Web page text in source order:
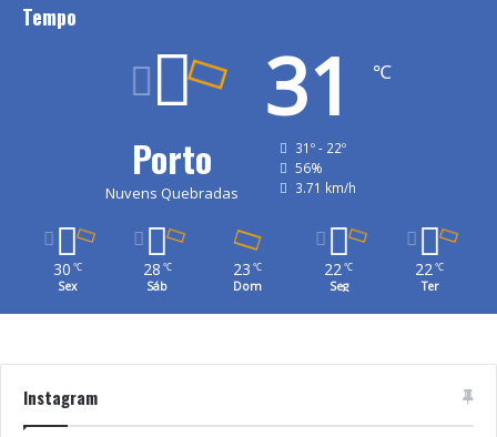
Tempo
Porto
Nuvens Quebradas
31 ℃
31º - 22º
56%
3.71 km/h
30 ℃
Sex
28 ℃
Sáb
23 ℃
Dom
22℃
Seg
22℃
Ter
Instagram